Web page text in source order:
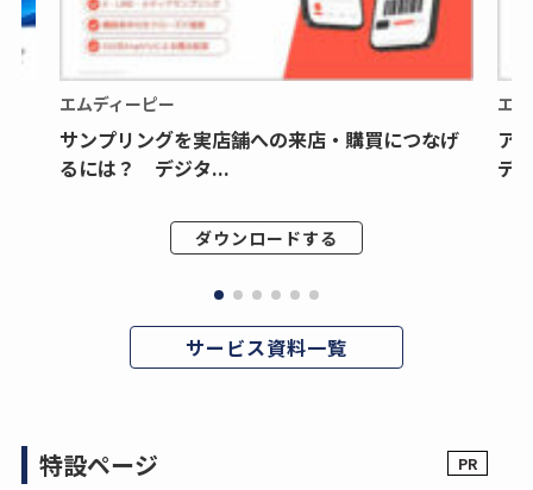
エムディーピー
サンプリングを実店舗への来店・購買につなげ
るには？ デジタ...
ダウンロードする
エ
ア
デ
サービス資料一覧
特設ページ